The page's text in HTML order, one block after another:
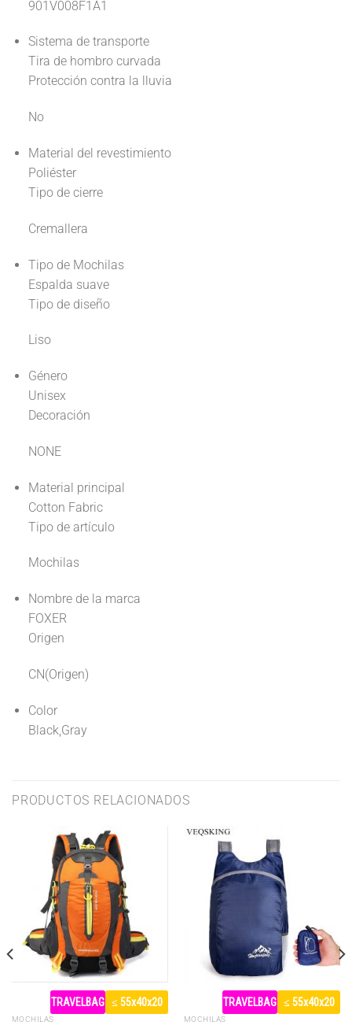
901V008F1A1
Sistema de transporte
Tira de hombro curvada
Protección contra la lluvia
No
Material del revestimiento
Poliéster
Tipo de cierre
Cremallera
Tipo de Mochilas
Espalda suave
Tipo de diseño
Liso
Género
Unisex
Decoración
NONE
Material principal
Cotton Fabric
Tipo de artículo
Mochilas
Nombre de la marca
FOXER
Origen
CN(Origen)
Color
Black,Gray
PRODUCTOS RELACIONADOS
TRAVELBAG ≤ 55x40x20
MOCHILAS
TRAVELBAG ≤ 55x40x20
MOCHILAS